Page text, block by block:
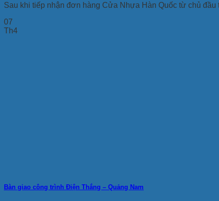
Sau khi tiếp nhận đơn hàng Cửa Nhựa Hàn Quốc từ chủ đầu
07
Th4
Bàn giao công trình Điện Thắng – Quảng Nam